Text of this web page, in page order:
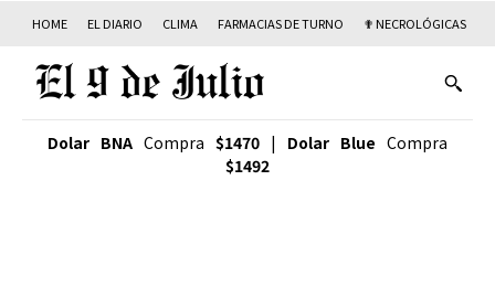
HOME EL DIARIO CLIMA FARMACIAS DE TURNO ✟ NECROLÓGICAS
Dolar BNA Compra $1470 | Dolar Blue Compra
$1492